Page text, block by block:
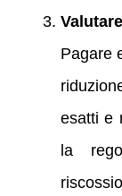
Pagare
esatti e
la